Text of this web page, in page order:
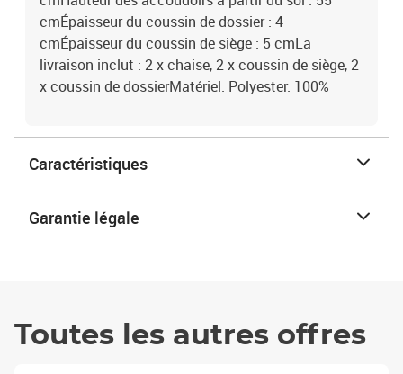
cmÉpaisseur du coussin de dossier : 4
cmÉpaisseur du coussin de siège : 5 cmLa
livraison inclut : 2 x chaise, 2 x coussin de siège, 2
x coussin de dossierMatériel: Polyester: 100%
Caractéristiques
Garantie légale
Toutes les autres offres